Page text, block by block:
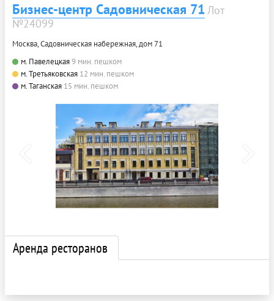
Бизнес-центр Садовническая 71 Лот
№24099
Москва, Садовническая набережная, дом 71
м. Павелецкая9 мин. пешком
м. Третьяковская 12 мин. пешком
м. Таганская 15 мин. пешком
Аренда ресторанов